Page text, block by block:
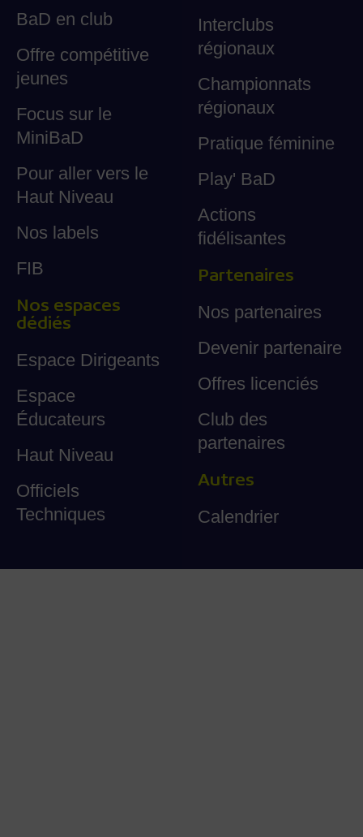
BaD en club
Offre compétitive
jeunes
Focus sur le
MiniBaD
Pour aller vers le
Haut Niveau
Nos labels
FIB
Nos espaces
dédiés
Espace Dirigeants
Espace
Éducateurs
Haut Niveau
Officiels
Techniques
Interclubs
régionaux
Championnats
régionaux
Pratique féminine
Play' BaD
Actions
fidélisantes
Partenaires
Nos partenaires
Devenir partenaire
Offres licenciés
Club des
partenaires
Autres
Calendrier